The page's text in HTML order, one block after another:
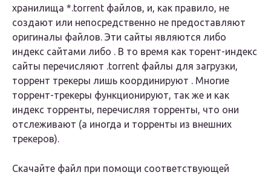
хранилища *.torrent файлов, и, как правило, не
создают или непосредственно не предоставляют
оригиналы файлов. Эти сайты являются либо
индекс сайтами либо . В то время как торент-индекс
сайты перечисляют .torrent файлы для загрузки,
торрент трекеры лишь координируют . Многие
торрент-трекеры функционируют, так же и как
индекс торренты, перечисляя торренты, что они
отслеживают (а иногда и торренты из внешних
трекеров).
Скачайте файл при помощи соответствующей